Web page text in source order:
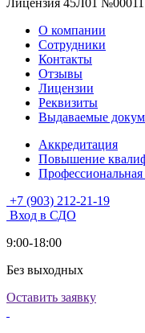
Лицензия 45Л01
О компании
Сотрудники
Контакты
Отзывы
Лицензии
Реквизиты
Выдаваемые
Аккредитация
Повышение
Профессиональная
+7 (903) 212-21-19
Вход в СДО
9:00-18:00
Без выходных
Оставить заявку